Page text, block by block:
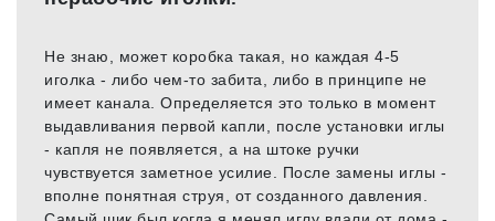
Не знаю, может коробка такая, но каждая 4-5
иголка - либо чем-то забита, либо в принципе не
имеет канала. Определяется это только в момент
выдавливания первой капли, после установки иглы
- капля не появляется, а на штоке ручки
чувствуется заметное усилие. После замены иглы -
вполне понятная струя, от созданного давления.